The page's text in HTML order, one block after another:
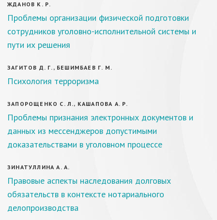
ЖДАНОВ К. Р.
Проблемы организации физической подготовки
сотрудников уголовно-исполнительной системы и
пути их решения
ЗАГИТОВ Д. Г., БЕШИМБАЕВ Г. М.
Психология терроризма
ЗАПОРОЩЕНКО С. Л., КАШАПОВА А. Р.
Проблемы признания электронных документов и
данных из мессенджеров допустимыми
доказательствами в уголовном процессе
ЗИНАТУЛЛИНА А. А.
Правовые аспекты наследования долговых
обязательств в контексте нотариального
делопроизводства